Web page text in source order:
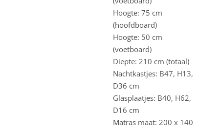
Hoogte: 75 cm
(hoofdboard)
Hoogte: 50 cm
(voetboard)
Diepte: 210 cm (totaal)
Nachtkastjes: B47, H13,
D36 cm
Glasplaatjes: B40, H62,
D16 cm
Matras maat: 200 x 140